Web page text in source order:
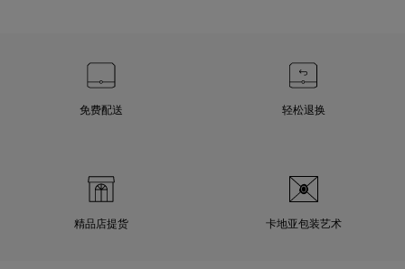
免费配送 轻松退换
精品店提货 卡地亚包装艺术